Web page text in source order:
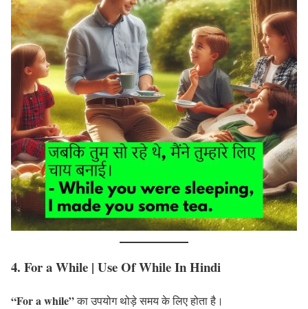
4. For a While | Use Of While In Hindi
“For a while”का उपयोग थोड़े समय के लिए होता है।